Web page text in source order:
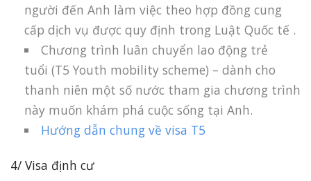
người đến Anh làm việc theo hợp đồng cung
cấp dịch vụ được quy định trong Luật Quốc tế .
Chương trình luân chuyển lao động trẻ
tuổi (T5 Youth mobility scheme) – dành cho
thanh niên một số nước tham gia chương trình
này muốn khám phá cuộc sống tại Anh.
Hướng dẫn chung về visa T5
4/ Visa định cư